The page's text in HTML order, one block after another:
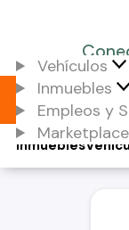
Vehículos
Inmuebles
Empleos y
Inmuebles